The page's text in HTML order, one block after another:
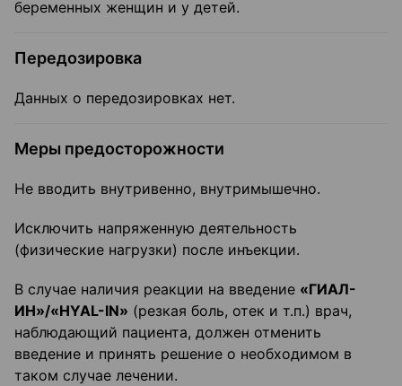
беременных женщин и у детей.
Передозировка
Данных о передозировках нет.
Меры предосторожности
Не вводить внутривенно, внутримышечно.
Исключить напряженную деятельность
(физические нагрузки) после инъекции.
В случае наличия реакции на введение «ГИАЛ-
ИН»/«HYAL-IN» (резкая боль, отек и т.п.) врач,
наблюдающий пациента, должен отменить
введение и принять решение о необходимом в
таком случае лечении.